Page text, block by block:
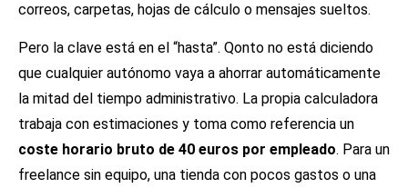
correos, carpetas, hojas de cálculo o mensajes sueltos.
Pero la clave está en el “hasta”. Qonto no está diciendo
que cualquier autónomo vaya a ahorrar automáticamente
la mitad del tiempo administrativo. La propia calculadora
trabaja con estimaciones y toma como referencia un
coste horario bruto de 40 euros por empleado. Para un
freelance sin equipo, una tienda con pocos gastos o una